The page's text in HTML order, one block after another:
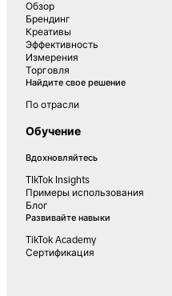
Обзор
Брендинг
Креативы
Эффективность
Измерения
Торговля
Найдите свое решение
По отрасли
Обучение
Вдохновляйтесь
TIkTok Insights
Примеры использования
Блог
Развивайте навыки
TikTok Academy
Сертификация